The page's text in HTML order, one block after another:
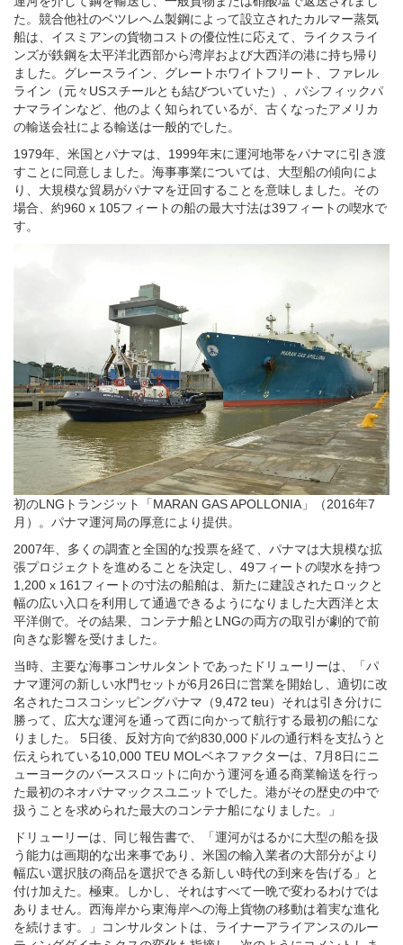
ンズが鉄鋼を太平洋北西部から湾岸および大西洋の港に持ち帰り
ました。グレースライン、グレートホワイトフリート、ファレル
ライン（元々USスチールとも結びついていた）、パシフィックパ
ナマラインなど、他のよく知られているが、古くなったアメリカ
の輸送会社による輸送は一般的でした。
1979年、米国とパナマは、1999年末に運河地帯をパナマに引き渡
すことに同意しました。海事事業については、大型船の傾向によ
り、大規模な貿易がパナマを迂回することを意味しました。その
場合、約960 x 105フィートの船の最大寸法は39フィートの喫水で
す。
初のLNGトランジット「MARAN GAS APOLLONIA」（2016年7
月）。パナマ運河局の厚意により提供。
2007年、多くの調査と全国的な投票を経て、パナマは大規模な拡
張プロジェクトを進めることを決定し、49フィートの喫水を持つ
1,200 x 161フィートの寸法の船舶は、新たに建設されたロックと
幅の広い入口を利用して通過できるようになりました大西洋と太
平洋側で。その結果、コンテナ船とLNGの両方の取引が劇的で前
向きな影響を受けました。
当時、主要な海事コンサルタントであったドリューリーは、「パ
ナマ運河の新しい水門セットが6月26日に営業を開始し、適切に改
名されたコスコシッピングパナマ（9,472 teu）それは引き分けに
勝って、広大な運河を通って西に向かって航行する最初の船にな
りました。 5日後、反対方向で約830,000ドルの通行料を支払うと
伝えられている10,000 TEU MOLベネファクターは、7月8日にニ
ューヨークのバーススロットに向かう運河を通る商業輸送を行っ
た最初のネオパナマックスユニットでした。港がその歴史の中で
扱うことを求められた最大のコンテナ船になりました。」
ドリューリーは、同じ報告書で、「運河がはるかに大型の船を扱
う能力は画期的な出来事であり、米国の輸入業者の大部分がより
幅広い選択肢の商品を選択できる新しい時代の到来を告げる」と
付け加えた。極東。しかし、それはすべて一晩で変わるわけでは
ありません。西海岸から東海岸への海上貨物の移動は着実な進化
を続けます。」コンサルタントは、ライナーアライアンスのルー
ティングダイナミクスの変化も指摘し、次のようにコメントしま
した。アジア向けのサービスネットワークECNAは、スエズ運河よ
り先にパナマ運河のルーティングを支持しています。」